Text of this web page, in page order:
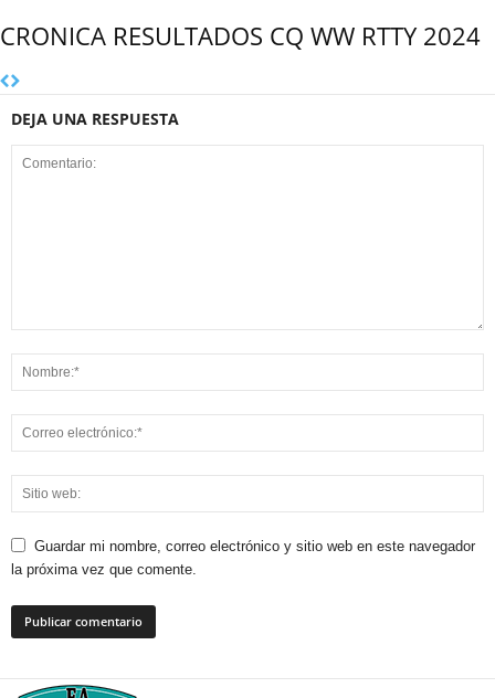
CRONICA RESULTADOS CQ WW RTTY 2024
DEJA UNA RESPUESTA
Guardar mi nombre, correo electrónico y sitio web en este navegador
la próxima vez que comente.